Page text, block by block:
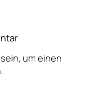
sein, um einen